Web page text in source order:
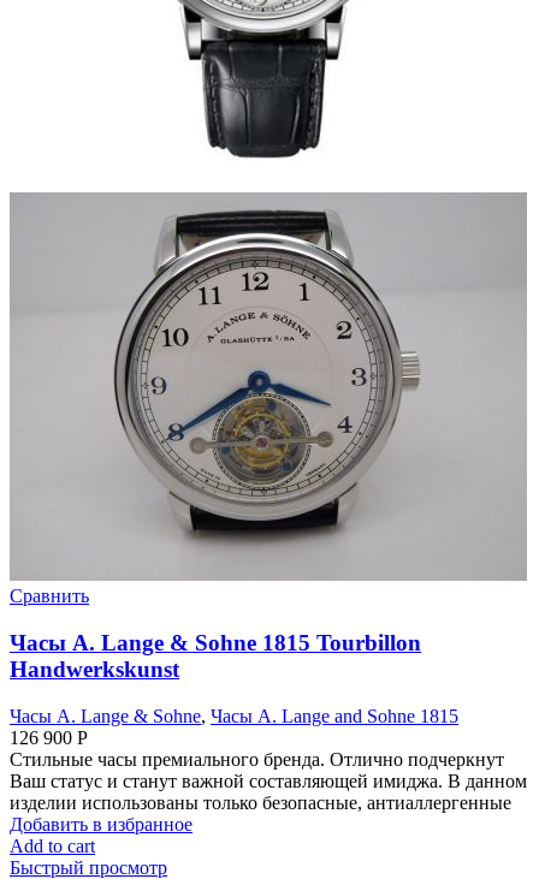
Сравнить
Часы A. Lange & Sohne 1815 Tourbillon
Handwerkskunst
Часы A. Lange & Sohne, Часы A. Lange and Sohne 1815
126 900 Р
Стильные часы премиального бренда. Отлично подчеркнут
Ваш статус и станут важной составляющей имиджа. В данном
изделии использованы только безопасные, антиаллергенные
Добавить в избранное
Add to cart
Быстрый просмотр